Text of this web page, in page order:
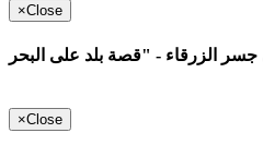
×Close
×Close